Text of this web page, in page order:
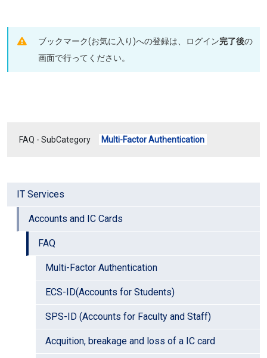
IT Services
Accounts and IC Cards
FAQ
Multi-Factor Authentication
ECS-ID(Accounts for Students)
SPS-ID (Accounts for Faculty and Staff)
Acquition, breakage and loss of a IC card
ブックマーク(お気に入り)への登録は、ログイン完了後の
画面で行ってください。
FAQ - SubCategory Multi-Factor Authentication